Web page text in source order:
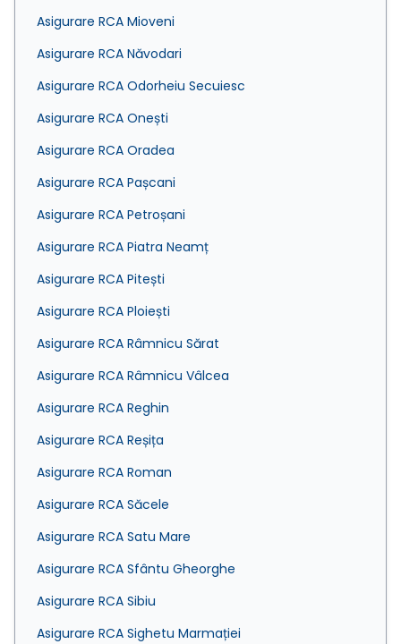
Asigurare RCA Mioveni
Asigurare RCA Năvodari
Asigurare RCA Odorheiu Secuiesc
Asigurare RCA Onești
Asigurare RCA Oradea
Asigurare RCA Pașcani
Asigurare RCA Petroșani
Asigurare RCA Piatra Neamț
Asigurare RCA Pitești
Asigurare RCA Ploiești
Asigurare RCA Râmnicu Sărat
Asigurare RCA Râmnicu Vâlcea
Asigurare RCA Reghin
Asigurare RCA Reșița
Asigurare RCA Roman
Asigurare RCA Săcele
Asigurare RCA Satu Mare
Asigurare RCA Sfântu Gheorghe
Asigurare RCA Sibiu
Asigurare RCA Sighetu Marmației